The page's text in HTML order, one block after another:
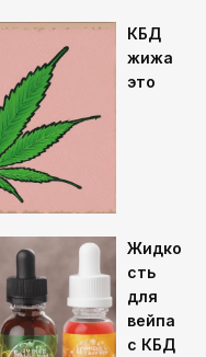
КБД
жижа
это
Жидко
сть
для
вейпа
с КБД